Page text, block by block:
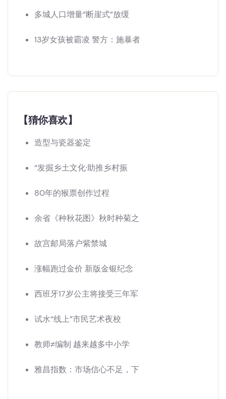
多城人口增量“断崖式”放缓
13岁女孩被霸凌 警方：施暴者
【猜你喜欢】
造型与瓷器鉴定
“发掘乡土文化·助推乡村振
80年的猴票创作过程
余省《种秋花图》秋时种菊之
故宫邮局落户紫禁城
涨幅跑过金价 新版金银纪念
西班牙17岁公主将接受三年军
试水“线上”市民艺术夜校
教师≠编制 越来越多中小学
雅昌指数：市场信心不足，下